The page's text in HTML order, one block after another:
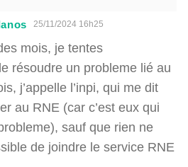
25/11/2024 16h25
mois, je tentes
résoudre un probleme lié au
j’appelle l’inpi, qui me dit
au RNE (car c’est eux qui
sauf que rien ne
de joindre le service RNE